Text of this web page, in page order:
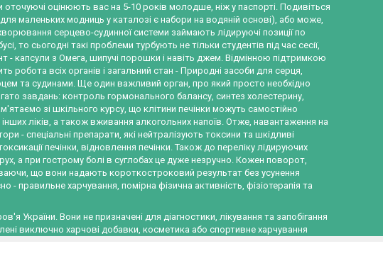
оцінюють вас на 5-10 років молодше, ніж у паспорті. Подивіться
маленьких модниць у каталозі є набори на водяній основі), або може,
серцево-судинної системи займають лідируючі позиції по
то сьогодні такі проблеми турбують не тільки студентів під час сесії,
капсули з Омега, шипучі порошки і навіть джем. Відмінною підтримкою
робота всіх органів і загальний стан - Природні засоби для серця,
та судинами. Ще один важливий орган, про який просто необхідно
завдань: контроль гормонального балансу, синтез холестерину,
зі шкільного курсу, що клітини печінки можуть самостійно
ліків, а також вживання алкогольних напоїв. Отже, навантаження на
- спеціальні препарати, які нейтралізують токсини та шкідливі
печінки, відновлення печінки. Також до переліку лідируючих
а при гострому болі в суглобах це дуже незручно. Кожен поворот,
що вони надають короткостроковий результат без усунення
харчування, помірна фізична активність, фізіотерапія та
України. Вони не призначені для діагностики, лікування та запобігання
виключно харчові добавки, косметика або спортивне харчування